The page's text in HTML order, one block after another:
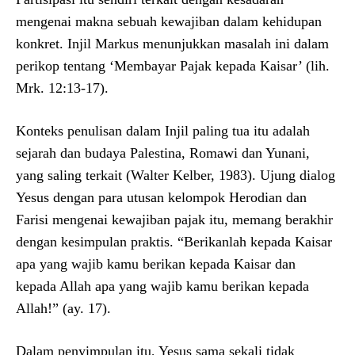
mengenai makna sebuah kewajiban dalam kehidupan
konkret. Injil Markus menunjukkan masalah ini dalam
perikop tentang ‘Membayar Pajak kepada Kaisar’ (lih.
Mrk. 12:13-17).
Konteks penulisan dalam Injil paling tua itu adalah
sejarah dan budaya Palestina, Romawi dan Yunani,
yang saling terkait (Walter Kelber, 1983). Ujung dialog
Yesus dengan para utusan kelompok Herodian dan
Farisi mengenai kewajiban pajak itu, memang berakhir
dengan kesimpulan praktis. “Berikanlah kepada Kaisar
apa yang wajib kamu berikan kepada Kaisar dan
kepada Allah apa yang wajib kamu berikan kepada
Allah!” (ay. 17).
Dalam penyimpulan itu, Yesus sama sekali tidak